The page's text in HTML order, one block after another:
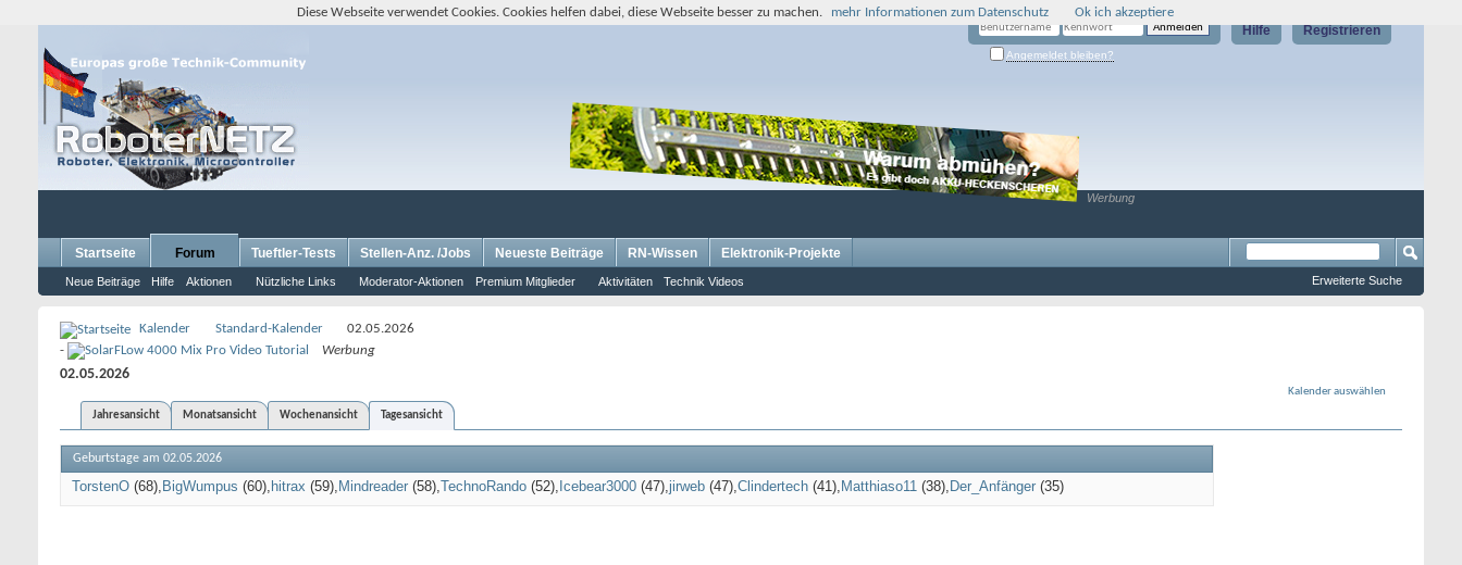
Registrieren
Hilfe
Angemeldet bleiben?
Werbung
Startseite Forum
Neue Beiträge Hilfe Aktionen Nützliche Links Moderator-Aktionen Premium Mitglieder Aktivitäten Technik Videos
Tueftler-Tests Stellen-Anz. /Jobs Neueste Beiträge RN-Wissen Elektronik-Projekte
Erweiterte Suche
Kalender Standard-Kalender
02.05.2026
-
Werbung
02.05.2026
Kalender auswählen
Jahresansicht
Monatsansicht Wochenansicht Tagesansicht
Geburtstage am 02.05.2026
TorstenO (68) BigWumpus (60) hitrax (59) Mindreader (58) TechnoRando (52) Icebear3000 (47) jirweb (47) Clindertech (41) Matthiaso11 (38) Der_Anfänger (35)
Diese Webseite verwendet Cookies. Cookies helfen dabei, diese Webseite besser zu machen. mehr Informationen zum Datenschutz Ok ich akzeptiere